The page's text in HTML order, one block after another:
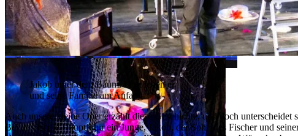
Jakob unter dem Baum. Dort leben er
und seine Familie am Anfang.
Auch unsere kleine Oper erzählt diese Geschichte, und doch
Bei uns ist die Hauptfigur ein Junge, Jakob, der Sohn des Fischer und